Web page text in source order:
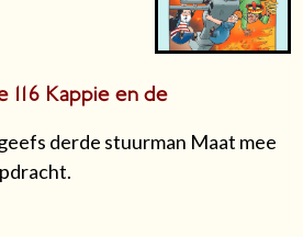
116 Kappie en de
derde stuurman Maat mee